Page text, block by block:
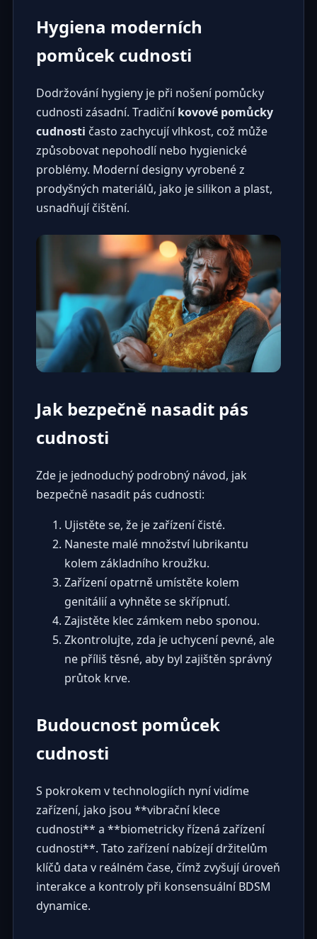
Hygiena moderních
pomůcek cudnosti
Dodržování hygieny je při nošení pomůcky
cudnosti zásadní. Tradičníkovové pomůcky
cudnosti často zachycují vlhkost, což může
způsobovat nepohodlí nebo hygienické
problémy. Moderní designy vyrobené z
prodyšných materiálů, jako je silikon a plast,
usnadňují čištění.
Jak bezpečně nasadit pás
cudnosti
Zde je jednoduchý podrobný návod, jak
bezpečně nasadit pás cudnosti:
Ujistěte se, že je zařízení čisté.
Naneste malé množství lubrikantu
kolem základního kroužku.
Zařízení opatrně umístěte kolem
genitálií a vyhněte se skřípnutí.
Zajistěte klec zámkem nebo sponou.
Zkontrolujte, zda je uchycení pevné, ale
ne příliš těsné, aby byl zajištěn správný
průtok krve.
Budoucnost pomůcek
cudnosti
S pokrokem v technologiích nyní vidíme
zařízení, jako jsou **vibrační klece
cudnosti** a **biometricky řízená zařízení
cudnosti**. Tato zařízení nabízejí držitelům
klíčů data v reálném čase, čímž zvyšují úroveň
interakce a kontroly při konsensuální BDSM
dynamice.